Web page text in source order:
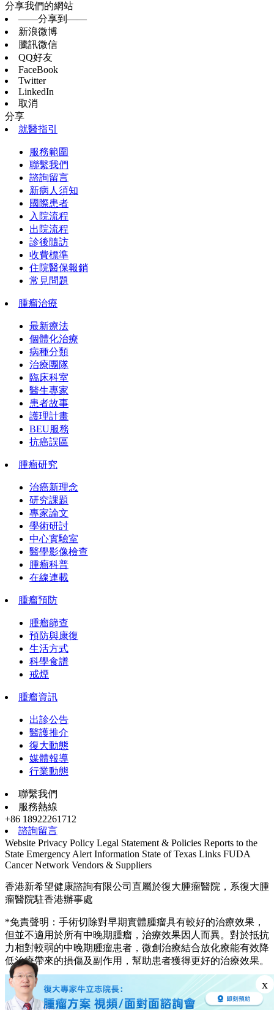
分享我們的網站
——分享到——
新浪微博
騰訊微信
QQ好友
FaceBook
Twitter
LinkedIn
取消
分享
就醫指引
服務範圍
聯繫我們
諮詢留言
新病人須知
國際患者
入院流程
出院流程
診後隨訪
收費標準
住院醫保報銷
常見問題
腫瘤治療
最新療法
個體化治療
病種分類
治療團隊
臨床科室
醫生專家
患者故事
護理計畫
BEU服務
抗癌誤區
腫瘤研究
治癌新理念
研究課題
專家論文
學術研討
中心實驗室
醫學影像檢查
腫瘤科普
在線連載
腫瘤預防
腫瘤篩查
預防與康復
生活方式
科學食譜
戒煙
腫瘤資訊
出診公告
醫護推介
復大動態
媒體報導
行業動態
聯繫我們
服務熱線
+86 18922261712
諮詢留言
Website Privacy Policy Legal Statement & Policies Reports to the
State Emergency Alert Information State of Texas Links FUDA
Cancer Network Vendors & Suppliers
香港新希望健康諮詢有限公司直屬於復大腫瘤醫院，系復大腫
瘤醫院駐香港辦事處
*免責聲明：手術切除對早期實體腫瘤具有較好的治療效果，
但並不適用於所有中晚期腫瘤，治療效果因人而異。對於抵抗
力相對較弱的中晚期腫瘤患者，微創治療結合放化療能有效降
低治療帶來的損傷及副作用，幫助患者獲得更好的治療效果。
© 2003—2026, fuda cancer hospital. All rights reserved.
粵ICP備13048536號-1
x